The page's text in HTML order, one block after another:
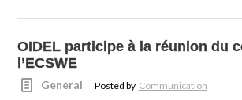
OIDEL participe à la réunion du
l’ECSWE
General Posted by Communication